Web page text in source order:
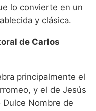
lo convierte en un
y clásica.
de Carlos
principalmente el
y el de Jesús
Nombre de